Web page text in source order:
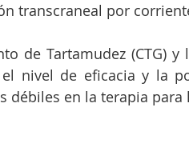
transcraneal por
de Tartamudez (CTG) y
nivel de eficacia y la
en la terapia para